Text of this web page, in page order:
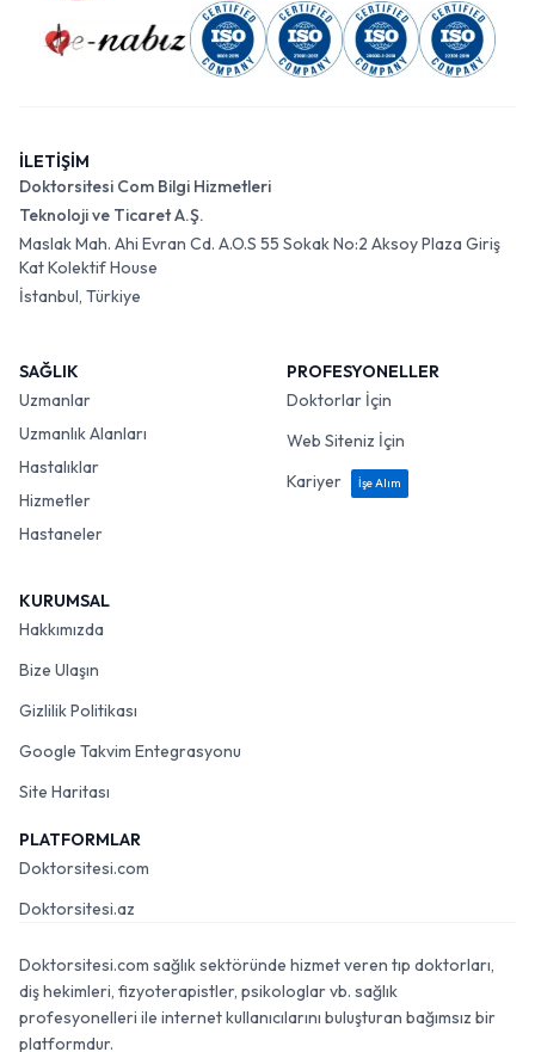
İLETİŞİM
Doktorsitesi Com Bilgi Hizmetleri
Teknoloji ve Ticaret A.Ş.
Maslak Mah. Ahi Evran Cd. A.O.S 55 Sokak No:2 Aksoy Plaza Giriş
Kat Kolektif House
İstanbul, Türkiye
SAĞLIK
Uzmanlar
Uzmanlık Alanları
Hastalıklar
Hizmetler
Hastaneler
PROFESYONELLER
Doktorlar İçin
Web Siteniz İçin
Kariyer
İşe Alım
KURUMSAL
Hakkımızda
Bize Ulaşın
Gizlilik Politikası
Google Takvim Entegrasyonu
Site Haritası
PLATFORMLAR
Doktorsitesi.com
Doktorsitesi.az
Doktorsitesi.com sağlık sektöründe hizmet veren tıp doktorları,
diş hekimleri, fizyoterapistler, psikologlar vb. sağlık
profesyonelleri ile internet kullanıcılarını buluşturan bağımsız bir
platformdur.